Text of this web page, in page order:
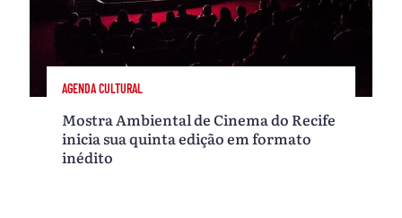
AGENDA CULTURAL
Mostra Ambiental de Cinema do Recife
inicia sua quinta edição em formato
inédito